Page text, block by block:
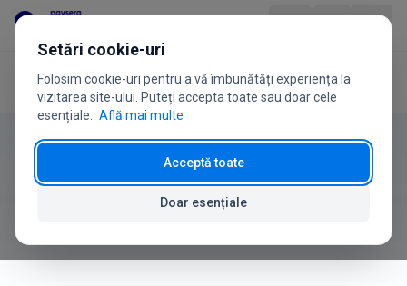
Sari la conținut
Produs
Industrii
Prețuri
Întrebări frecvente
Acasă Ghidul utilizatorului Erori
Erori și probleme
Setări cookie-uri
Folosim cookie-uri pentru a vă îmbunătăți experiența la
vizitarea site-ului. Puteți accepta toate sau doar cele
esențiale.
Află mai multe
Doar esențiale
Acceptă toate